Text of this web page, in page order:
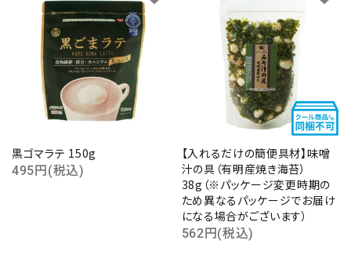
黒ゴマラテ 150g
495円(税込)
【入れるだけの簡便具材】味噌
汁の具（有明産焼き海苔）
38g（※パッケージ変更時期の
ため異なるパッケージでお届け
になる場合がございます）
562円(税込)